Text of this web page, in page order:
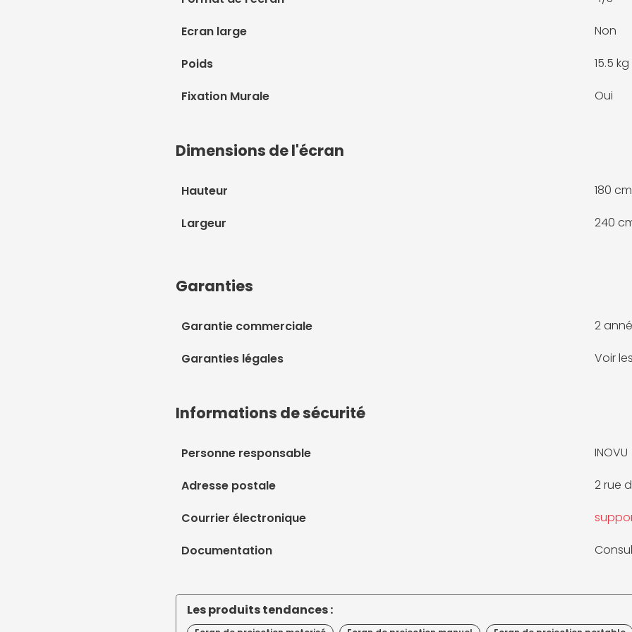
Ecran large Non
Poids 15.5 kg
Fixation Murale Oui
Dimensions de l'écran
Hauteur 180 cm
Largeur 240
Garanties
Garantie commerciale 2
Garanties légales Voir
Informations de sécurité
Personne responsable INOVU
Adresse postale 2 rue
Courrier électronique
Documentation
Les produits tendances :